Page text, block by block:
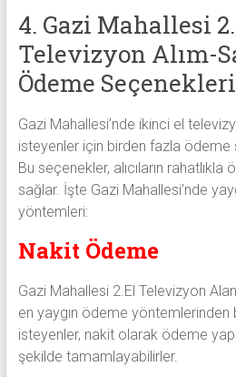
4. Gazi Mahallesi
Televizyon Alım-
Ödeme Seçenekleri
Gazi Mahallesi’nde ikinci el
isteyenler için birden fazla ödeme
Bu seçenekler, alıcıların
sağlar. İşte Gazi Mahallesi’nde
yöntemleri:
Nakit Ödeme
Gazi Mahallesi 2.El Televizyon
en yaygın ödeme yöntemlerinden
isteyenler, nakit olarak ödeme
şekilde tamamlayabilirler.